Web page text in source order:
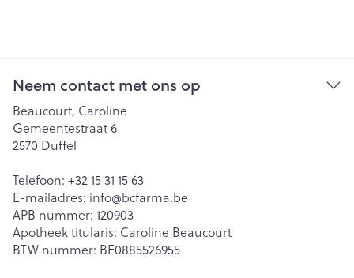
Neem contact met ons op
Beaucourt, Caroline
Gemeentestraat 6
2570 Duffel
Telefoon: +32 15 31 15 63
E-mailadres: info@bcfarma.be
APB nummer: 120903
Apotheek titularis: Caroline Beaucourt
BTW nummer: BE0885526955